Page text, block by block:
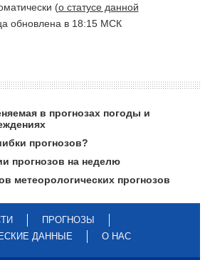
(о статусе данной
обновлена в 18:15 МСК
в прогнозах погоды и
прогнозов?
прогнозов на неделю
метеорологических прогнозов
ПРОГНОЗЫ
ДАННЫЕ
О НАС